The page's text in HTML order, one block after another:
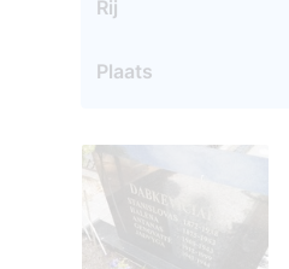
Rij
Plaats